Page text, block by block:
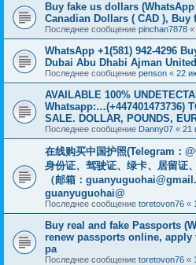
Buy fake us dollars
Canadian Dollars ( CAD ),
Последнее сообщение pinchan7878 «
WhatsApp +1(581) 942-4296
Dubai Abu Dhabi Ajman
Последнее сообщение penson « 22
AVAILABLE 100%
Whatsapp:…(+447401473736)
SALE. DOLLAR, POUNDS,
Последнее сообщение Danny07 « 21
在线购买中国护照(Telegram：
身份证、驾驶证、绿卡、居留证
（邮箱：
guanyuguohai@
Последнее сообщение toretovon76 «
Buy real and fake Passports
renew passports online,
pa
Последнее сообщение toretovon76 «